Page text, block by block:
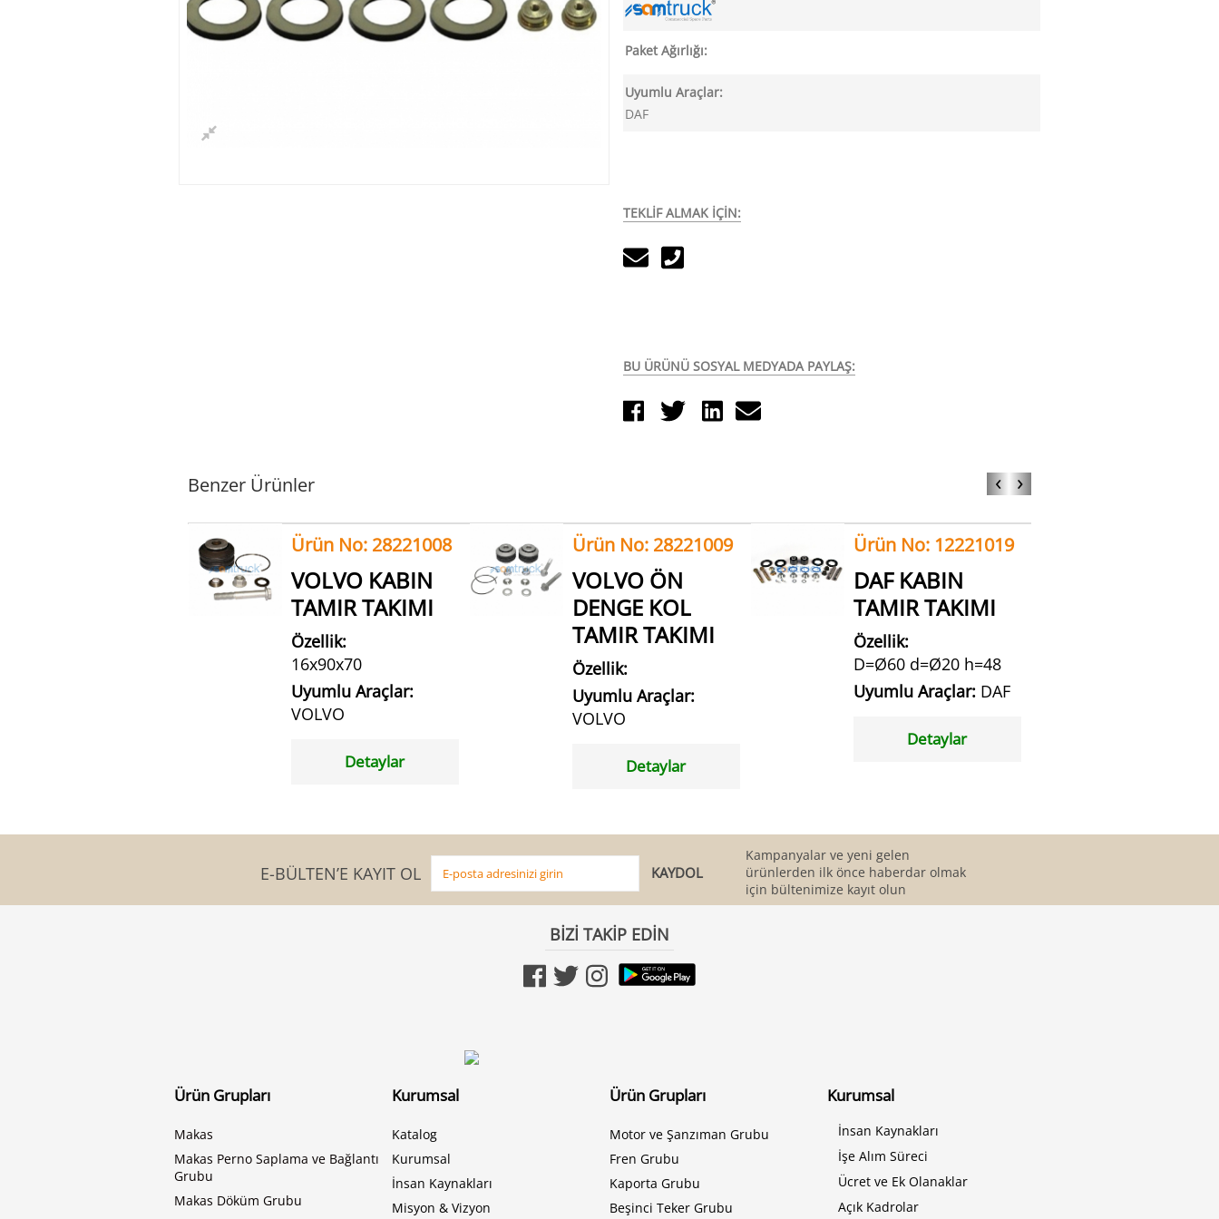
Paket Ağırlığı:
Uyumlu Araçlar:
DAF
TEKLİF ALMAK İÇİN:
BU ÜRÜNÜ SOSYAL MEDYADA PAYLAŞ:
Benzer Ürünler ‹ ›
Ürün No: 28221008
VOLVO KABIN
TAMIR TAKIMI
Özellik:
16x90x70
Uyumlu Araçlar:
VOLVO
Detaylar
Ürün No: 28221009
VOLVO ÖN
DENGE KOL
TAMIR TAKIMI
Özellik:
Uyumlu Araçlar:
VOLVO
Detaylar
Ürün No: 12221019
DAF KABIN
TAMIR TAKIMI
Özellik:
D=Ø60 d=Ø20 h=48
Uyumlu Araçlar: DAF
Detaylar
E-BÜLTEN’E KAYIT OL
Kampanyalar ve yeni gelen
ürünlerden ilk önce haberdar olmak
için bültenimize kayıt olun
BİZİ TAKİP EDİN
Ürün Grupları
Makas
Makas Perno Saplama ve Bağlantı
Grubu
Makas Döküm Grubu
Kurumsal
Katalog
Kurumsal
İnsan Kaynakları
Misyon & Vizyon
Ürün Grupları
Motor ve Şanzıman Grubu
Fren Grubu
Kaporta Grubu
Beşinci Teker Grubu
Kurumsal
İnsan Kaynakları
İşe Alım Süreci
Ücret ve Ek Olanaklar
Açık Kadrolar